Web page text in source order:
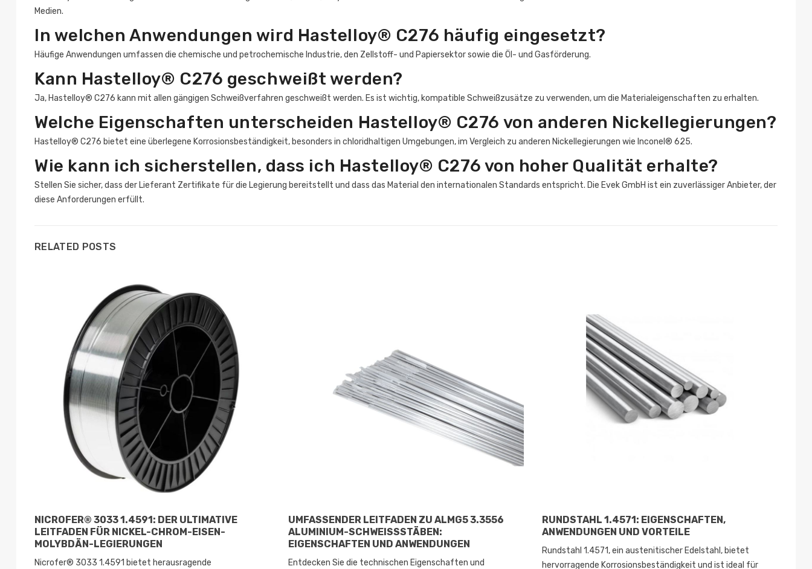
Medien.
In welchen Anwendungen wird Hastelloy® C276 häufig eingesetzt?
Häufige Anwendungen umfassen die chemische und petrochemische Industrie, den Zellstoff- und Papiersektor sowie die Öl- und Gasförderung.
Kann Hastelloy® C276 geschweißt werden?
Ja, Hastelloy® C276 kann mit allen gängigen Schweißverfahren geschweißt werden. Es ist wichtig, kompatible Schweißzusätze zu verwenden, um die Materialeigenschaften zu erhalten.
Welche Eigenschaften unterscheiden Hastelloy® C276 von anderen Nickellegierungen?
Hastelloy® C276 bietet eine überlegene Korrosionsbeständigkeit, besonders in chloridhaltigen Umgebungen, im Vergleich zu anderen Nickellegierungen wie Inconel® 625.
Wie kann ich sicherstellen, dass ich Hastelloy® C276 von hoher Qualität erhalte?
Stellen Sie sicher, dass der Lieferant Zertifikate für die Legierung bereitstellt und dass das Material den internationalen Standards entspricht. Die Evek GmbH ist ein zuverlässiger Anbieter, der
diese Anforderungen erfüllt.
RELATED POSTS
NICROFER® 3033 1.4591: DER ULTIMATIVE
LEITFADEN FÜR NICKEL-CHROM-EISEN-
MOLYBDÄN-LEGIERUNGEN
Nicrofer® 3033 1.4591 bietet herausragende
UMFASSENDER LEITFADEN ZU ALMG5 3.3556
ALUMINIUM-SCHWEISSSTÄBEN: E
IGENSCHAFTEN UND ANWENDUNGEN
Entdecken Sie die technischen Eigenschaften und
RUNDSTAHL 1.4571: EIGENSCHAFTEN,
ANWENDUNGEN UND VORTEILE
Rundstahl 1.4571, ein austenitischer Edelstahl, bietet
hervorragende Korrosionsbeständigkeit und ist ideal für